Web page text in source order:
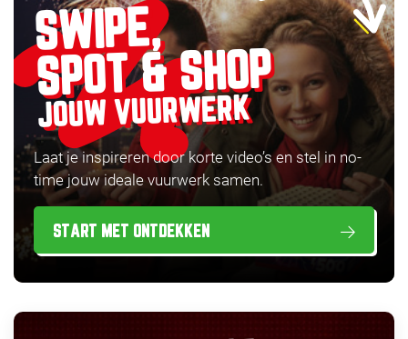
SWIPE,
SPOT & SHOP
JOUW VUURWERK
Laat je inspireren door korte video’s en stel in no-
time jouw ideale vuurwerk samen.
START MET ONTDEKKEN